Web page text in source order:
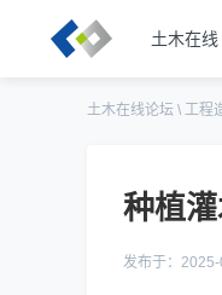
土木在线
土木在线论坛 \ 工程
种植
发布于：